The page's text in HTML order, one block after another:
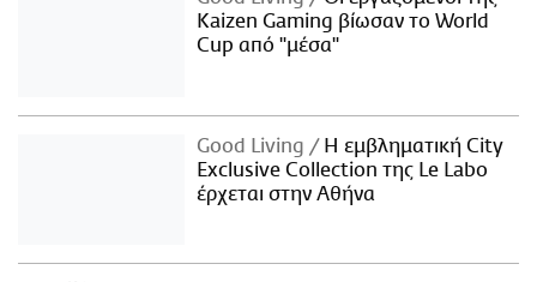
Kaizen Gaming βίωσαν το World
Cup από "μέσα"
Good Living
Η εμβληματική City
Exclusive Collection της Le Labo
έρχεται στην Αθήνα